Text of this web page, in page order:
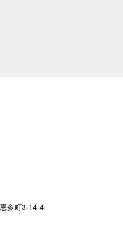
恩多町3-14-4